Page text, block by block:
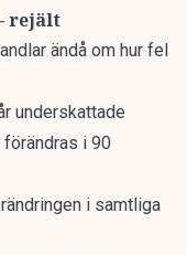
rejält
ändå om hur fel
underskattade
i 90
i samtliga